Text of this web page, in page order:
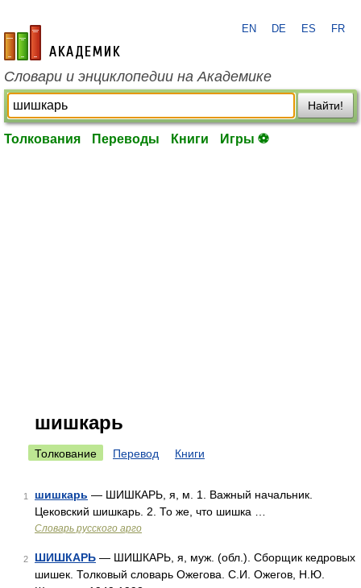
academic.ru
EN DE ES FR
Словари и энциклопедии на Академике
Найти!
Толкования Переводы Книги Игры ⚽
шишкарь
Толкование Перевод Книги
1 шишкарь — ШИШКАРЬ, я, м. 1. Важный начальник.
Цековский шишкарь. 2. То же, что шишка …
Словарь русского арго
2 ШИШКАРЬ — ШИШКАРЬ, я, муж. (обл.). Сборщик кедровых
шишек. Толковый словарь Ожегова. С.И. Ожегов, Н.Ю.